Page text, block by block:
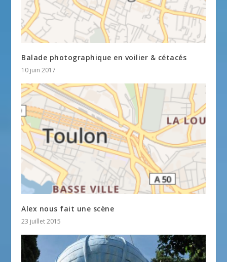
Balade photographique en voilier & cétacés
10 juin 2017
Alex nous fait une scène
23 juillet 2015